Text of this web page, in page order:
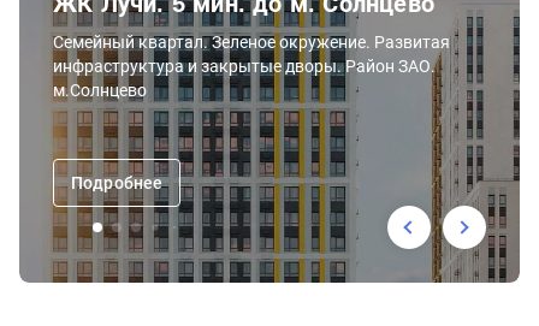
Семейный квартал. Зеленое окружение. Развитая
инфраструктура и закрытые дворы. Район ЗАО.
м.Солнцево
Подробнее